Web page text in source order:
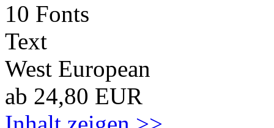
10 Fonts
Text
West European
ab 24,80 EUR